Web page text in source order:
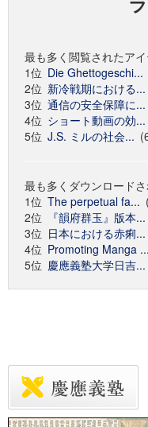
最も多く閲覧されたア
1位 Die Ghettogeschi...
2位 新冷戦期における...
3位 通信の安全保障に...
4位 ショート動画の効...
5位 J.S. ミルの社会...
最も多くダウンロード
1位 The perpetual fa...
2位
『韻府群玉』版本...
3位 日本における赤痢...
4位 Promoting Manga ...
5位 慶應義塾大学日吉...